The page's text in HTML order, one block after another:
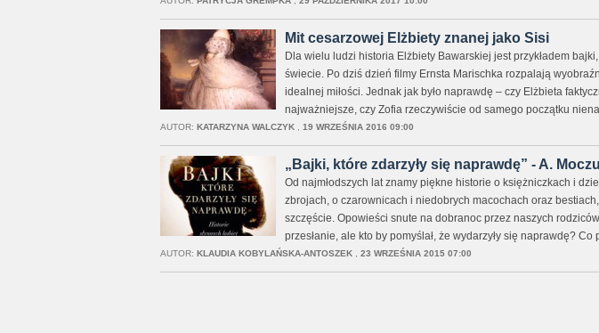
Mit cesarzowej Elżbiety znanej jako Sisi
Dla wielu ludzi historia Elżbiety Bawarskiej jest przykładem
świecie. Po dziś dzień filmy Ernsta Marischka rozpalają
idealnej miłości. Jednak jak było naprawdę – czy Elżbieta
najważniejsze, czy Zofia rzeczywiście od samego początku
AUTOR: KATARZYNA WALCZYK, 19 WRZEŚNIA 2016 09:00
„Bajki, które zdarzyły się naprawdę” - A.
Od najmłodszych lat znamy piękne historie o księżniczkach i
zbrojach, o czarownicach i niedobrych macochach oraz
szczęście. Opowieści snute na dobranoc przez naszych
przesłanie, ale kto by pomyślał, że wydarzyły się naprawdę?
AUTOR: KLAUDIA KOBYLAŃSKA-ANTOSZEK, 23 WRZEŚNIA 2015 07:00